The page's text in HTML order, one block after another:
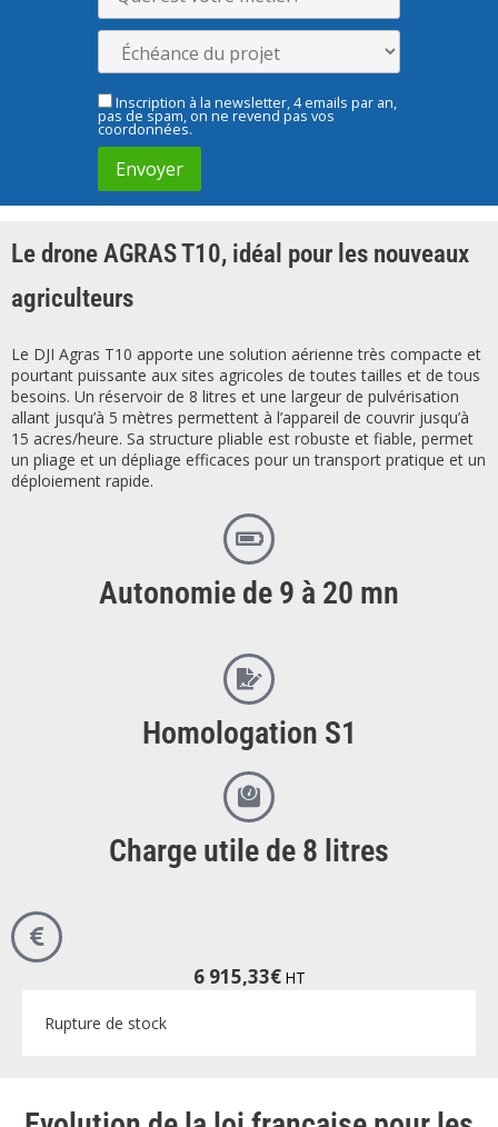
Inscription à la newsletter, 4 emails par an,
pas de spam, on ne revend pas vos
coordonnées.
Le drone AGRAS T10, idéal pour les nouveaux
agriculteurs
Le DJI Agras T10 apporte une solution aérienne très compacte et
pourtant puissante aux sites agricoles de toutes tailles et de tous
besoins. Un réservoir de 8 litres et une largeur de pulvérisation
allant jusqu’à 5 mètres permettent à l’appareil de couvrir jusqu’à
15 acres/heure. Sa structure pliable est robuste et fiable, permet
un pliage et un dépliage efficaces pour un transport pratique et un
déploiement rapide.
Autonomie de 9 à 20 mn
Homologation S1
Charge utile de 8 litres
6 915,33€ HT
Rupture de stock